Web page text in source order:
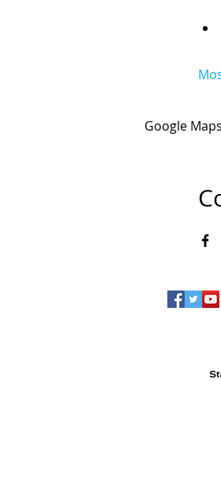
Google